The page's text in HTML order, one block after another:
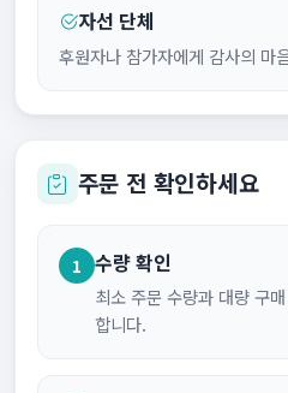
자선 단체
후원자나 참가자에게 감사의 마
주문 전 확인하세요
1 수량 확인
최소 주문 수량과 대량 구
합니다.